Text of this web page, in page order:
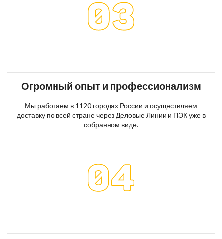
Огромный опыт и профессионализм
Мы работаем в 1120 городах России и осуществляем
доставку по всей стране через Деловые Линии и ПЭК уже в
собранном виде.